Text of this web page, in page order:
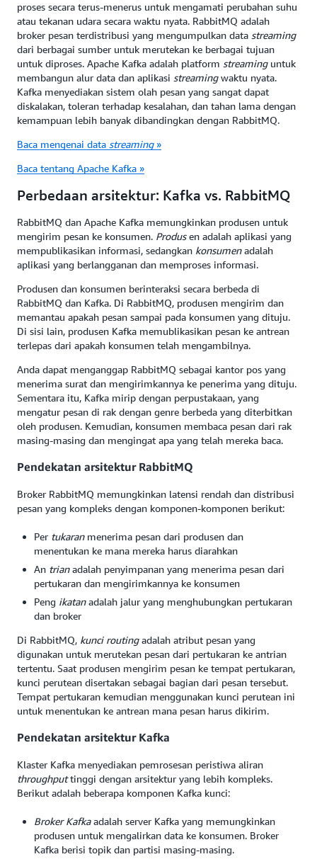
proses secara terus-menerus untuk mengamati perubahan suhu
atau tekanan udara secara waktu nyata. RabbitMQ adalah
broker pesan terdistribusi yang mengumpulkan data streaming
dari berbagai sumber untuk merutekan ke berbagai tujuan
untuk diproses. Apache Kafka adalah platform streaminguntuk
membangun alur data dan aplikasi streamingwaktu nyata.
Kafka menyediakan sistem olah pesan yang sangat dapat
diskalakan, toleran terhadap kesalahan, dan tahan lama dengan
kemampuan lebih banyak dibandingkan dengan RabbitMQ.
Baca mengenai data streaming»
Baca tentang Apache Kafka »
Perbedaan arsitektur: Kafka vs. RabbitMQ
RabbitMQ dan Apache Kafka memungkinkan produsen untuk
mengirim pesan ke konsumen. Produsen adalah aplikasi yang
mempublikasikan informasi, sedangkan konsumenadalah
aplikasi yang berlangganan dan memproses informasi.
Produsen dan konsumen berinteraksi secara berbeda di
RabbitMQ dan Kafka. Di RabbitMQ, produsen mengirim dan
memantau apakah pesan sampai pada konsumen yang dituju.
Di sisi lain, produsen Kafka memublikasikan pesan ke antrean
terlepas dari apakah konsumen telah mengambilnya.
Anda dapat menganggap RabbitMQ sebagai kantor pos yang
menerima surat dan mengirimkannya ke penerima yang dituju.
Sementara itu, Kafka mirip dengan perpustakaan, yang
mengatur pesan di rak dengan genre berbeda yang diterbitkan
oleh produsen. Kemudian, konsumen membaca pesan dari rak
masing-masing dan mengingat apa yang telah mereka baca.
Pendekatan arsitektur RabbitMQ
Broker RabbitMQ memungkinkan latensi rendah dan distribusi
pesan yang kompleks dengan komponen-komponen berikut:
Per tukaran menerima pesan dari produsen dan
menentukan ke mana mereka harus diarahkan
An trianadalah penyimpanan yang menerima pesan dari
pertukaran dan mengirimkannya ke konsumen
Peng ikatanadalah jalur yang menghubungkan pertukaran
dan broker
Di RabbitMQ, kunci routingadalah atribut pesan yang
digunakan untuk merutekan pesan dari pertukaran ke antrian
tertentu. Saat produsen mengirim pesan ke tempat pertukaran,
kunci perutean disertakan sebagai bagian dari pesan tersebut.
Tempat pertukaran kemudian menggunakan kunci perutean ini
untuk menentukan ke antrean mana pesan harus dikirim.
Pendekatan arsitektur Kafka
Klaster Kafka menyediakan pemrosesan peristiwa aliran
throughputtinggi dengan arsitektur yang lebih kompleks.
Berikut adalah beberapa komponen Kafka kunci:
Broker Kafkaadalah server Kafka yang memungkinkan
produsen untuk mengalirkan data ke konsumen. Broker
Kafka berisi topik dan partisi masing-masing.